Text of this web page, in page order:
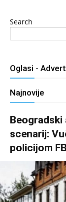
Search
Oglasi -
Najnovije
scenarij:
policijom